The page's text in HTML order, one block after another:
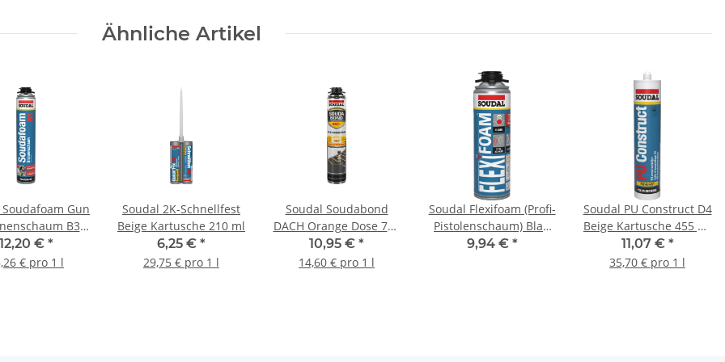
Ähnliche Artikel
Gun
B3
Dose
12,20 € *
€ pro 1 l
Soudal 2K-Schnellfest
Beige Kartusche 210 ml
6,25 € *
29,75 € pro 1 l
Soudal Soudabond
DACH Orange Dose 750
ml
10,95 € *
14,60 € pro 1 l
Soudal Flexifoam (Profi-
Pistolenschaum) Blau
Dose B2 500 ml
9,94 € *
Soudal PU Construct D4
Beige Kartusche 455 g /
310 ml
11,07 € *
35,70 € pro 1 l